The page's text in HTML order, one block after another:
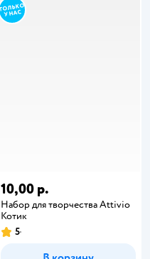
10,00 р.
Набор для творчества Attivio
Котик
5